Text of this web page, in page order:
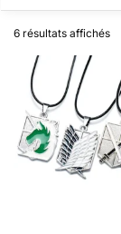
6 résultats affichés